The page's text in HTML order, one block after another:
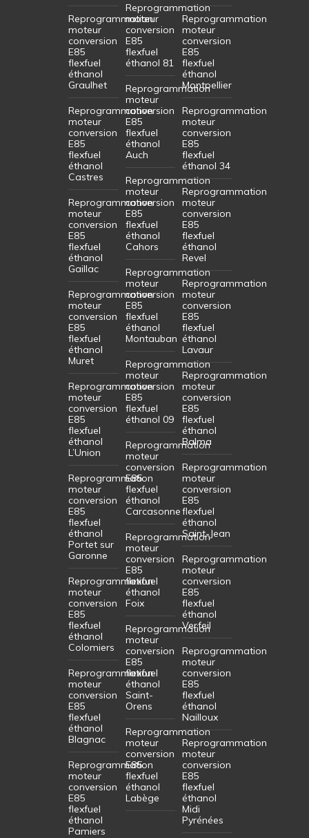
Reprogrammation
moteur
conversion
E85
flexfuel
éthanol
Graulhet
Reprogrammation
moteur
conversion
E85
flexfuel
éthanol
Castres
Reprogrammation
moteur
conversion
E85
flexfuel
éthanol
Gaillac
Reprogrammation
moteur
conversion
E85
flexfuel
éthanol
Muret
Reprogrammation
moteur
conversion
E85
flexfuel
éthanol
L’Union
Reprogrammation
moteur
conversion
E85
flexfuel
éthanol
Portet sur
Garonne
Reprogrammation
moteur
conversion
E85
flexfuel
éthanol
Colomiers
Reprogrammation
moteur
conversion
E85
flexfuel
éthanol
Blagnac
Reprogrammation
moteur
conversion
E85
flexfuel
éthanol
Pamiers
Reprogrammation
moteur
conversion
E85
flexfuel
éthanol 81
Reprogrammation
moteur
conversion
E85
flexfuel
éthanol
Auch
Reprogrammation
moteur
conversion
E85
flexfuel
éthanol
Cahors
Reprogrammation
moteur
conversion
E85
flexfuel
éthanol
Montauban
Reprogrammation
moteur
conversion
E85
flexfuel
éthanol 09
Reprogrammation
moteur
conversion
E85
flexfuel
éthanol
Carcasonne
Reprogrammation
moteur
conversion
E85
flexfuel
éthanol
Foix
Reprogrammation
moteur
conversion
E85
flexfuel
éthanol
Saint-
Orens
Reprogrammation
moteur
conversion
E85
flexfuel
éthanol
Labège
Reprogrammation
moteur
conversion
E85
flexfuel
éthanol
Montpellier
Reprogrammation
moteur
conversion
E85
flexfuel
éthanol 34
Reprogrammation
moteur
conversion
E85
flexfuel
éthanol
Revel
Reprogrammation
moteur
conversion
E85
flexfuel
éthanol
Lavaur
Reprogrammation
moteur
conversion
E85
flexfuel
éthanol
Balma
Reprogrammation
moteur
conversion
E85
flexfuel
éthanol
Saint-Jean
Reprogrammation
moteur
conversion
E85
flexfuel
éthanol
Verfeil
Reprogrammation
moteur
conversion
E85
flexfuel
éthanol
Nailloux
Reprogrammation
moteur
conversion
E85
flexfuel
éthanol
Midi
Pyrénées